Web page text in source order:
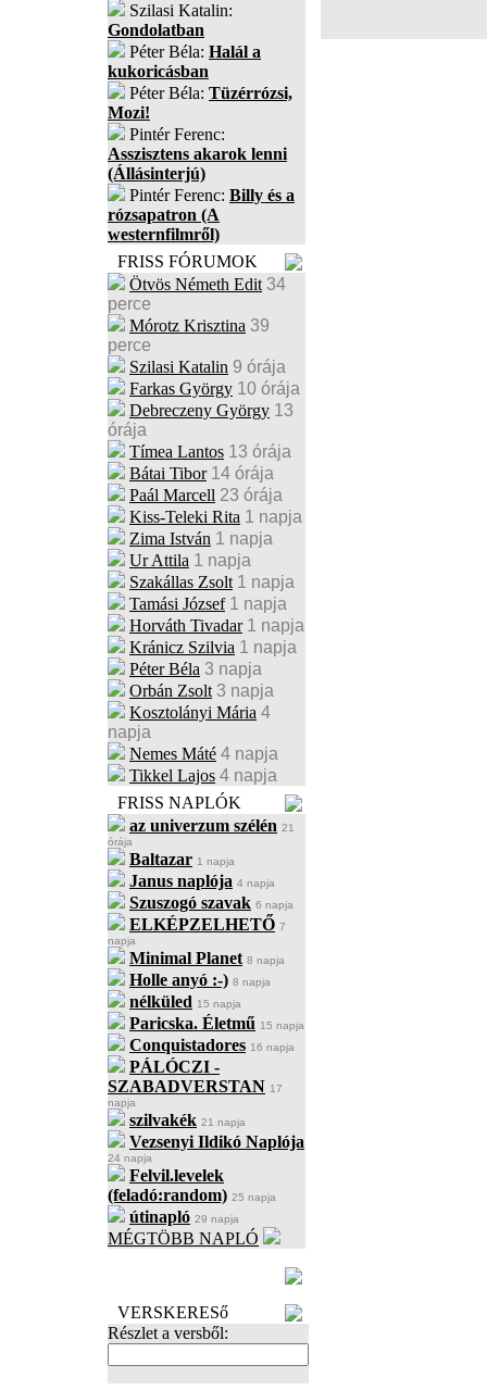
Szilasi Katalin:
Gondolatban
Péter Béla: Halál a
kukoricásban
Péter Béla: Tüzérrózsi,
Mozi!
Pintér Ferenc:
Asszisztens akarok lenni
(Állásinterjú)
Pintér Ferenc: Billy és a
rózsapatron (A
westernfilmről)
FRISS FÓRUMOK
Ötvös Németh Edit 34
perce
Mórotz Krisztina 39
perce
Szilasi Katalin 9 órája
Farkas György 10 órája
Debreczeny György 13
órája
Tímea Lantos 13 órája
Bátai Tibor 14 órája
Paál Marcell 23 órája
Kiss-Teleki Rita 1 napja
Zima István 1 napja
Ur Attila 1 napja
Szakállas Zsolt 1 napja
Tamási József 1 napja
Horváth Tivadar 1 napja
Kránicz Szilvia 1 napja
Péter Béla 3 napja
Orbán Zsolt 3 napja
Kosztolányi Mária 4
napja
Nemes Máté 4 napja
Tikkel Lajos 4 napja
FRISS NAPLÓK
az univerzum szélén 21
órája
Baltazar 1 napja
Janus naplója 4 napja
Szuszogó szavak 6 napja
ELKÉPZELHETŐ 7
napja
Minimal Planet 8 napja
Holle anyó :-) 8 napja
nélküled 15 napja
Paricska. Életmű 15 napja
Conquistadores 16 napja
PÁLÓCZI -
SZABADVERSTAN 17
napja
szilvakék 21 napja
Vezsenyi Ildikó Naplója
24 napja
Felvil.levelek
(feladó:random) 25 napja
útinapló 29 napja
MÉGTÖBB NAPLÓ
VERSKERESő
Részlet a versből: